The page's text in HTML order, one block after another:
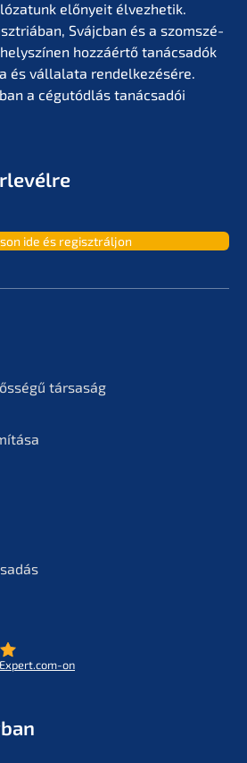
előny­eit élvez­he­tik.
Svájc­ban és a szomszé­
hozzá­értő tanác­sa­dók
és vállala­ta rendel­ke­zé­sé­re.
a cégutód­lás tanác­sa­dói
ide és regisztráljon
társaság
on